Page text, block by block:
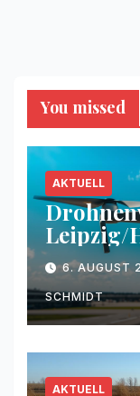
You missed
AKTUELL
Leipzig/
6. AUGUST
SCHMIDT
AKTUELL